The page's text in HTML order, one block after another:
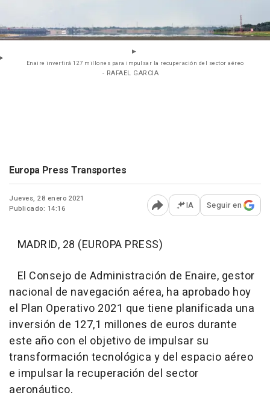
Enaire invertirá 127 millones para impulsar la recuperación del sector aéreo
- RAFAEL GARCIA
Europa Press Transportes
Jueves, 28 enero 2021
Publicado: 14:16
Abrir opciones para
IA Seguir en
MADRID, 28 (EUROPA PRESS)
El Consejo de Administración de Enaire, gestor
nacional de navegación aérea, ha aprobado hoy
el Plan Operativo 2021 que tiene planificada una
inversión de 127,1 millones de euros durante
este año con el objetivo de impulsar su
transformación tecnológica y del espacio aéreo
e impulsar la recuperación del sector
aeronáutico.